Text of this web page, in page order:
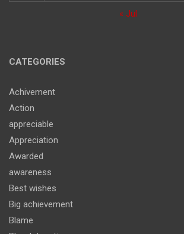
« Jul
CATEGORIES
Achivement
Action
appreciable
Appreciation
Awarded
awareness
Best wishes
Big achievement
Blame